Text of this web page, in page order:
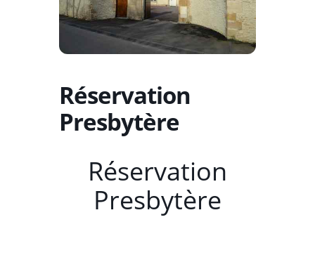
Réservation
Presbytère
Réservation
Presbytère